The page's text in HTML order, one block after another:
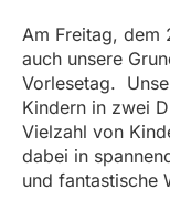
Am Freitag, dem
auch unsere
Vorlesetag.
Kindern in zwei
Vielzahl von
dabei in
und fantastische